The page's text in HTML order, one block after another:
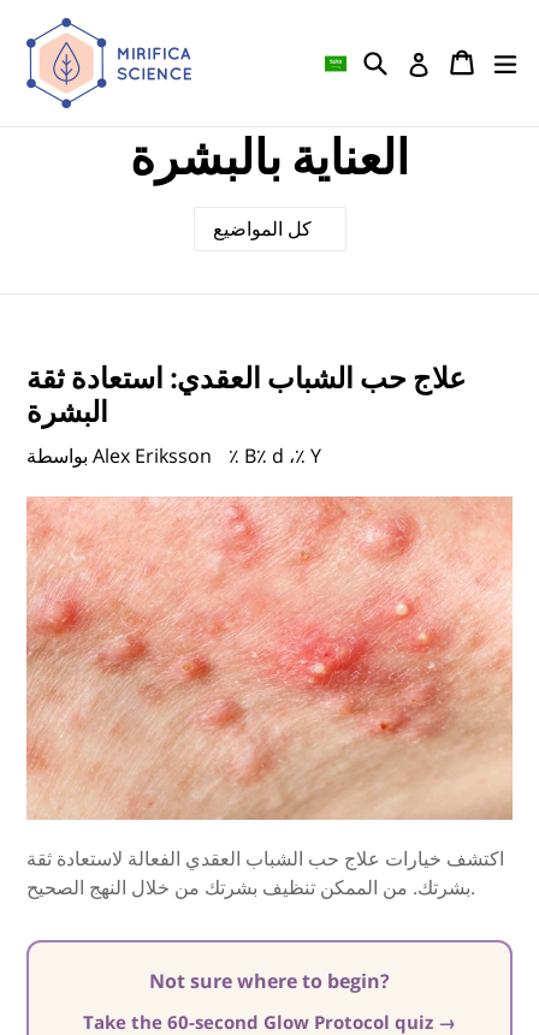
المحتوى
يبحث الدخول
العناية بالبشرة
علاج حب الشباب العقدي: استعادة ثقة
البشرة
بواسطة Alex Eriksson ٪ B٪ d ،٪ Y
اكتشف خيارات علاج حب الشباب العقدي الفعالة لاستعادة ثقة
بشرتك. من الممكن تنظيف بشرتك من خلال النهج الصحيح.
Not sure where to begin?
Take the 60-second Glow Protocol quiz →